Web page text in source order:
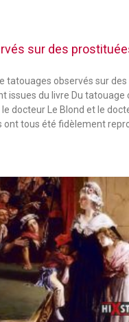
sur des
tatouages observés sur
issues du livre Du tatouage
docteur Le Blond et le
ont tous été fidèlement